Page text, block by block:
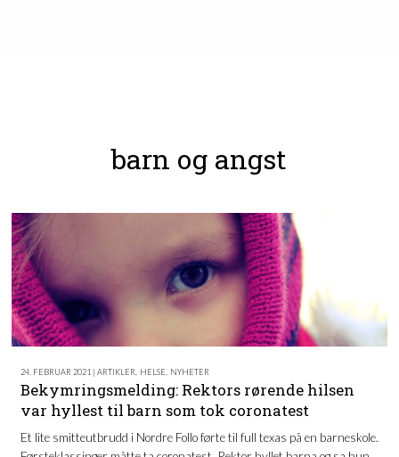
barn og angst
24. FEBRUAR 2021 | ARTIKLER HELSE NYHETER
Bekymringsmelding: Rektors rørende hilsen
var hyllest til barn som tok coronatest
Et lite smitteutbrudd i Nordre Follo førte til full texas på en barneskole.